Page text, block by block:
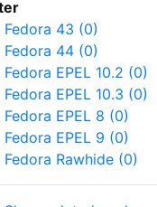
Fedora 43 (0)
Fedora 44 (0)
Fedora EPEL 10.2 (0)
Fedora EPEL 10.3 (0)
Fedora EPEL 8 (0)
Fedora EPEL 9 (0)
Fedora Rawhide (0)